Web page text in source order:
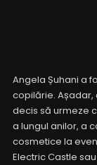
Angela Șuhani a
copilărie. Așadar,
decis să urmeze
a lungul anilor, a
cosmetice la
Electric Castle